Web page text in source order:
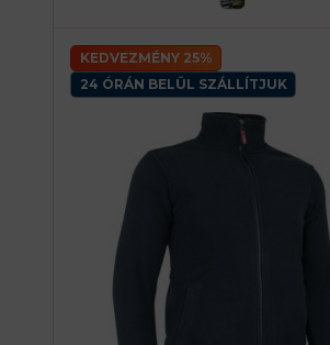
KEDVEZMÉNY 25%
24 ÓRÁN BELÜL SZÁLLÍTJUK